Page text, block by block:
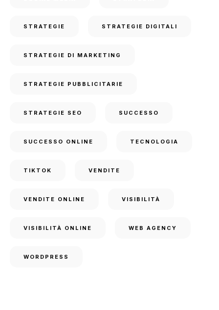
STRATEGIE STRATEGIE DIGITALI
STRATEGIE DI MARKETING
STRATEGIE PUBBLICITARIE
STRATEGIE SEO SUCCESSO
SUCCESSO ONLINE TECNOLOGIA
TIKTOK VENDITE
VENDITE ONLINE VISIBILITÀ
VISIBILITÀ ONLINE WEB AGENCY
WORDPRESS